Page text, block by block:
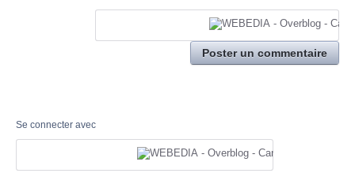
Poster un commentaire
Se connecter avec